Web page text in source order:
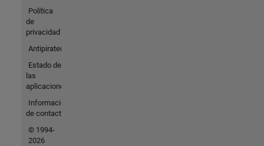
Política
de
privacidad
Antipiratería
Estado de
las
aplicaciones
Información
de contacto
© 1994-
2026